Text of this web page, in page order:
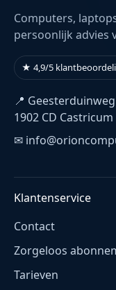
Computers,
persoonlijk advies
★ 4,9/5
📍
1902 CD Castricum
✉
Klantenservice
Contact
Zorgeloos
Tarieven